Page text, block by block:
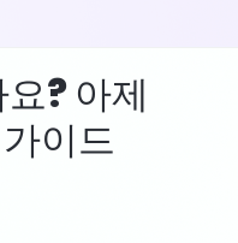
? 아제
이드